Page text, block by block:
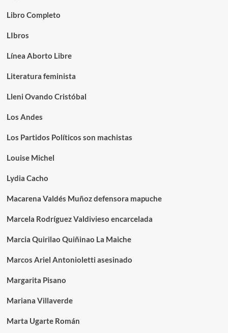
Libro Completo
LIbros
Línea Aborto Libre
Literatura feminista
Lleni Ovando Cristóbal
Los Andes
Los Partidos Políticos son machistas
Louise Michel
Lydia Cacho
Macarena Valdés Muñoz defensora mapuche
Marcela Rodríguez Valdivieso encarcelada
Marcia Quirilao Quiñinao La Maiche
Marcos Ariel Antonioletti asesinado
Margarita Pisano
Mariana Villaverde
Marta Ugarte Román